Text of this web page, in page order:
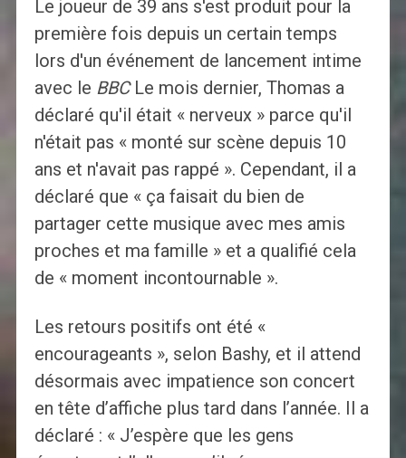
Le joueur de 39 ans s'est produit pour la
première fois depuis un certain temps
lors d'un événement de lancement intime
avec le BBC Le mois dernier, Thomas a
déclaré qu'il était « nerveux » parce qu'il
n'était pas « monté sur scène depuis 10
ans et n'avait pas rappé ». Cependant, il a
déclaré que « ça faisait du bien de
partager cette musique avec mes amis
proches et ma famille » et a qualifié cela
de « moment incontournable ».
Les retours positifs ont été «
encourageants », selon Bashy, et il attend
désormais avec impatience son concert
en tête d’affiche plus tard dans l’année. Il a
déclaré : « J’espère que les gens